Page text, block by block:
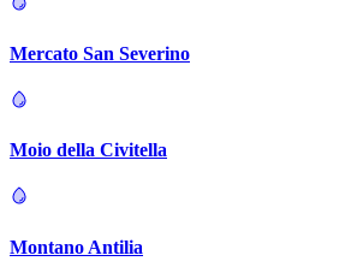
Mercato San Severino
Moio della Civitella
Montano Antilia